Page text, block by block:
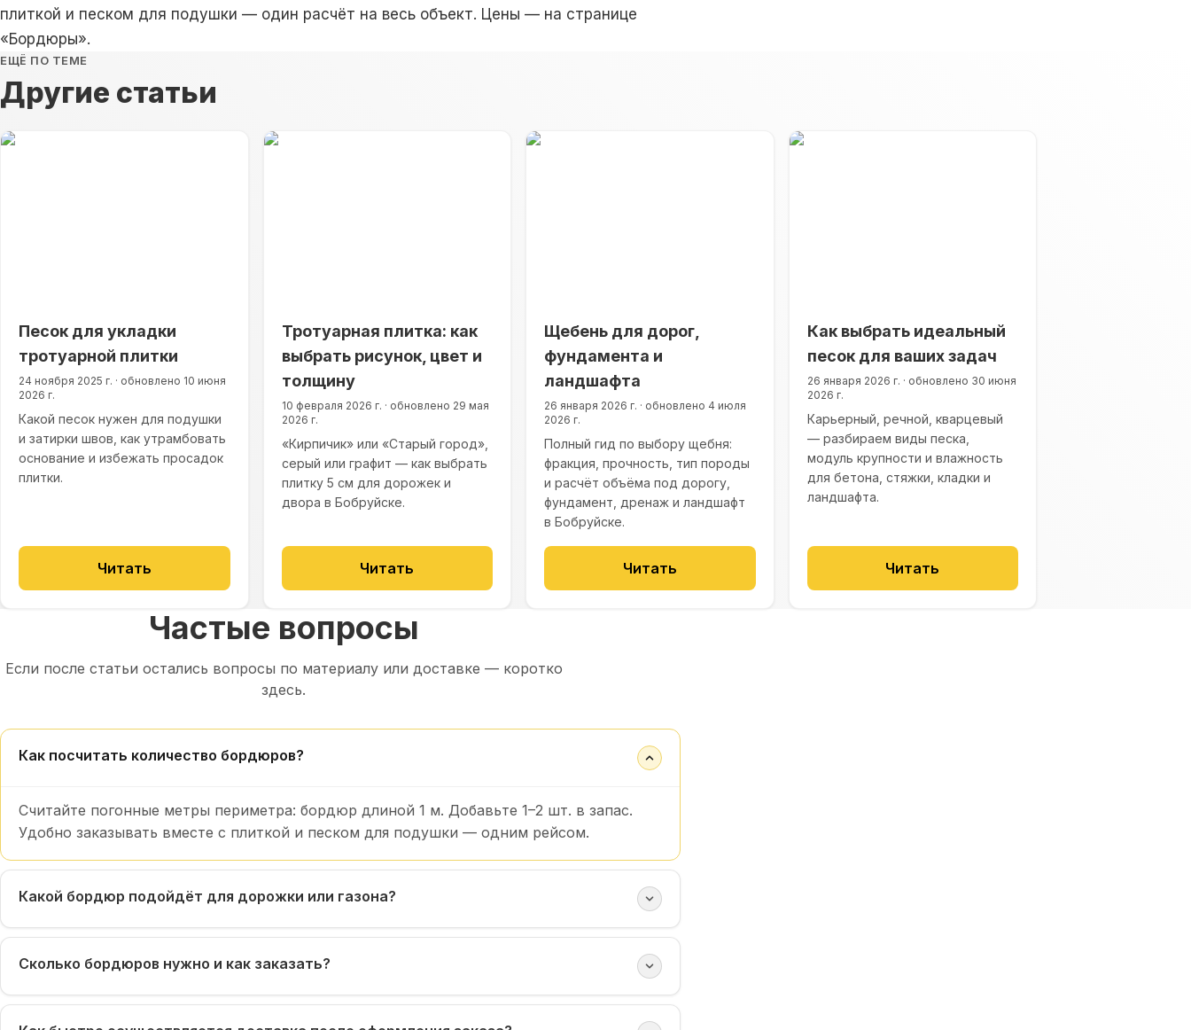
плиткой и песком для подушки — один расчёт на весь объект. Цены — на странице
«Бордюры».
ЕЩЁ ПО ТЕМЕ
Другие статьи
Песок для укладки
тротуарной плитки
24 ноября 2025 г. · обновлено 10 июня
2026 г.
Какой песок нужен для подушки
и затирки швов, как утрамбовать
основание и избежать просадок
плитки.
Читать
Тротуарная плитка: как
выбрать рисунок, цвет и
толщину
10 февраля 2026 г. · обновлено 29 мая
2026 г.
«Кирпичик» или «Старый город»,
серый или графит — как выбрать
плитку 5 см для дорожек и
двора в Бобруйске.
Читать
Щебень для дорог,
фундамента и
ландшафта
26 января 2026 г. · обновлено 4 июля
2026 г.
Полный гид по выбору щебня:
фракция, прочность, тип породы
и расчёт объёма под дорогу,
фундамент, дренаж и ландшафт
в Бобруйске.
Читать
Как выбрать идеальный
песок для ваших задач
26 января 2026 г. · обновлено 30 июня
2026 г.
Карьерный, речной, кварцевый
— разбираем виды песка,
модуль крупности и влажность
для бетона, стяжки, кладки и
ландшафта.
Читать
Частые вопросы
Если после статьи остались вопросы по материалу или доставке — коротко
здесь.
Как посчитать количество бордюров?
Считайте погонные метры периметра: бордюр длиной 1 м. Добавьте 1–2 шт. в запас.
Удобно заказывать вместе с плиткой и песком для подушки — одним рейсом.
Какой бордюр подойдёт для дорожки или газона?
Сколько бордюров нужно и как заказать?